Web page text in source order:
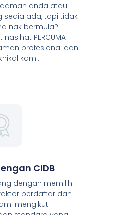
anda atau
sedia ada, tapi tidak
nak bermula?
PERCUMA
profesional dan
kami.
CIDB
dengan memilih
berdaftar dan
mengikuti